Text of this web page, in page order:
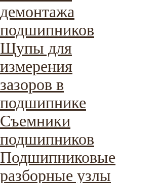
демонтажа
подшипников
Щупы для
измерения
зазоров в
подшипнике
Съемники
подшипников
Подшипниковые
разборные узлы